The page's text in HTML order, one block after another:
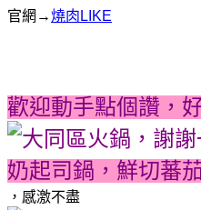
官網→燒肉LIKE
歡迎動手點個讚，
，感激不盡